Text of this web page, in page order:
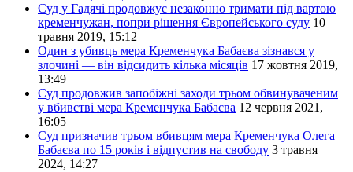
Суд у Гадячі продовжує незаконно тримати під вартою
кременчужан, попри рішення Європейського суду 10
травня 2019, 15:12
Один з убивць мера Кременчука Бабаєва зізнався у
злочині — він відсидить кілька місяців 17 жовтня 2019,
13:49
Суд продовжив запобіжні заходи трьом обвинуваченим
у вбивстві мера Кременчука Бабаєва 12 червня 2021,
16:05
Суд призначив трьом вбивцям мера Кременчука Олега
Бабаєва по 15 років і відпустив на свободу 3 травня
2024, 14:27